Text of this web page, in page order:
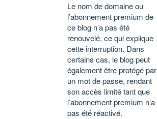
Le nom de domaine ou
l’abonnement premium de
ce blog n’a pas été
renouvelé, ce qui explique
cette interruption. Dans
certains cas, le blog peut
également être protégé par
un mot de passe, rendant
son accès limité tant que
l’abonnement premium n’a
pas été réactivé.